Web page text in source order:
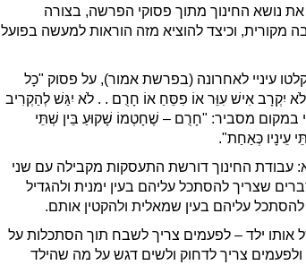
נושא החינוך מתוך פסוקי הפרשה, בצורה
מקורית, וכיצד להוציא מזה הוראות למעשה בפועל
עיניי לאחרונה (בפרשת אמור), על פסוק "כָל
יִקְרָב אִישׁ עִוֵּר אוֹ פִסֵּחַ אוֹ חָרֻם . . לֹא יִגַּשׁ לְהַקְרִיב
במקום מסביר: "חָרֻם – שֶׁחָטְמוֹ שָׁקוּעַ בֵּין שְׁתֵּי
עֵינָיו כְּאַחַת".
עבודת החינוך דורשת התעסקות מקבילה עם שני
שצריך להסתכל עליהם בעין ימנית ולהגדיל
עליהם בעין שמאלית ולהקטין אותם.
אותו ילד – לפעמים צריך לשבח תוך הסתכלות על
צריך לדחוק ולשים דגש על מה שהילד